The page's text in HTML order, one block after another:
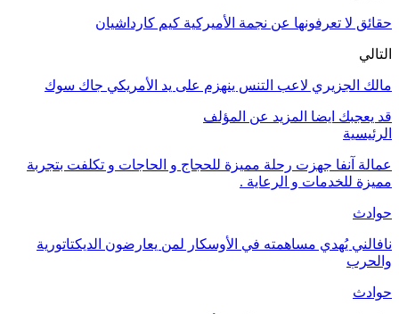
حقائق لا تعرفونها عن نجمة الأميركية كيم كارداشيان
التالي
مالك الجزيري لاعب التنس ينهزم على يد الأمريكي جاك سوك
قد يعجبك ايضا المزيد عن المؤلف
الرئيسية
عمالة آنفا جهزت رحلة مميزة للحجاج و الحاجات و تكلفت بتجربة
مميزة للخدمات و الرعاية .
حوادث
نافالني يُهدي مساهمته في الأوسكار لمن يعارضون الديكتاتورية
والحرب
حوادث